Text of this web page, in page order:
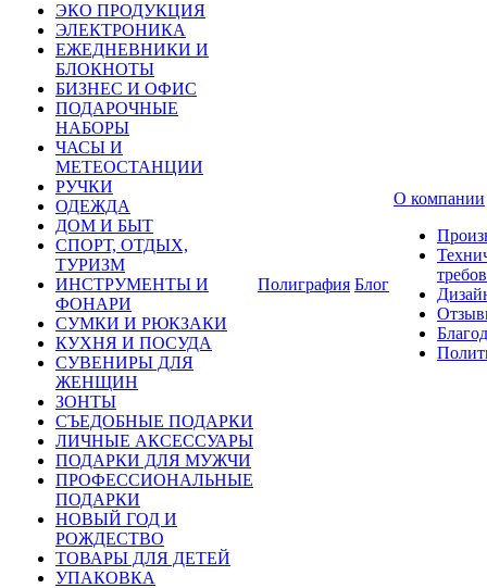
ЭКО ПРОДУКЦИЯ
ЭЛЕКТРОНИКА
ЕЖЕДНЕВНИКИ И
БЛОКНОТЫ
БИЗНЕС И ОФИС
ПОДАРОЧНЫЕ
НАБОРЫ
ЧАСЫ И
МЕТЕОСТАНЦИИ
РУЧКИ
ОДЕЖДА
ДОМ И БЫТ
СПОРТ, ОТДЫХ,
ТУРИЗМ
ИНСТРУМЕНТЫ И
ФОНАРИ
СУМКИ И РЮКЗАКИ
КУХНЯ И ПОСУДА
СУВЕНИРЫ ДЛЯ
ЖЕНЩИН
ЗОНТЫ
СЪЕДОБНЫЕ ПОДАРКИ
ЛИЧНЫЕ АКСЕССУАРЫ
ПОДАРКИ ДЛЯ МУЖЧИ
ПРОФЕССИОНАЛЬНЫЕ
ПОДАРКИ
НОВЫЙ ГОД И
РОЖДЕСТВО
ТОВАРЫ ДЛЯ ДЕТЕЙ
УПАКОВКА
Полиграфия Блог
О компании